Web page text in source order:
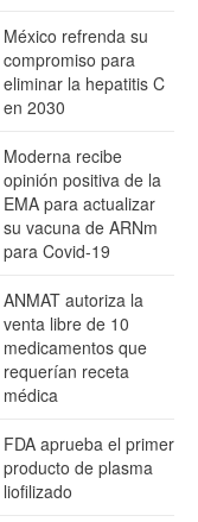
México refrenda su
compromiso para
eliminar la hepatitis C
en 2030
Moderna recibe
opinión positiva de la
EMA para actualizar
su vacuna de ARNm
para Covid-19
ANMAT autoriza la
venta libre de 10
medicamentos que
requerían receta
médica
FDA aprueba el primer
producto de plasma
liofilizado